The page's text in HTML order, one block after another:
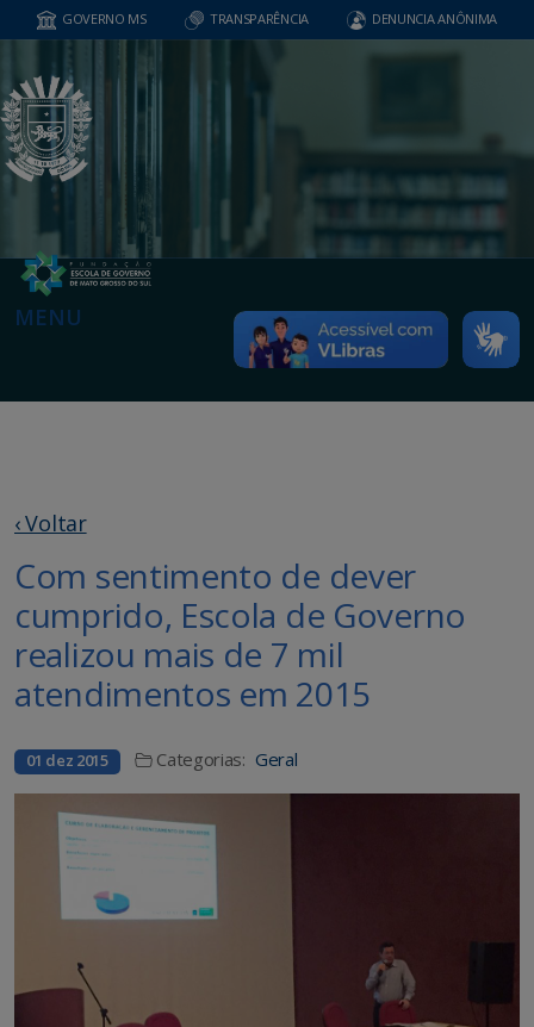
GOVERNO MS TRANSPARÊNCIA DENUNCIA ANÔNIMA
MENU
‹ Voltar
Com sentimento de dever
cumprido, Escola de Governo
realizou mais de 7 mil
atendimentos em 2015
01 dez 2015 Categorias: Geral